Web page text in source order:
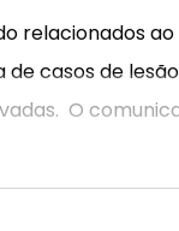
relacionados
casos de
O